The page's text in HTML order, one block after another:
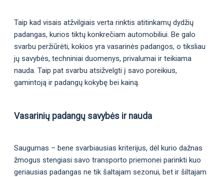
Taip kad visais atžvilgiais verta rinktis atitinkamų dydžių
padangas, kurios tiktų konkrečiam automobiliui. Be galo
svarbu peržiūrėti, kokios yra vasarinės padangos, o tiksliau
jų savybės, techniniai duomenys, privalumai ir teikiama
nauda. Taip pat svarbu atsižvelgti į savo poreikius,
gamintoją ir padangų kokybę bei kainą.
Vasarinių padangų savybės ir nauda
Saugumas – bene svarbiausias kriterijus, dėl kurio dažnas
žmogus stengiasi savo transporto priemonei parinkti kuo
geriausias padangas ne tik šaltajam sezonui, bet ir šiltajam